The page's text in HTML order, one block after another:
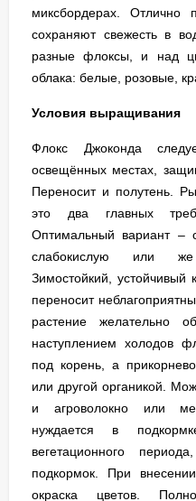
миксбордерах. Отлично
сохраняют свежесть в
разные флоксы, и над
облака: белые, розовые,
Условия выращивания
Флокс Джоконда
освещённых местах,
Переносит и полутень.
это два главных
Оптимальный вариант –
слабокислую или
Зимостойкий, устойчивый
переносит
растение желательно
наступлением холодов
под корень, а
или другой органикой.
и агроволокно или
нуждается в
вегетационного
подкормок. При
окраска цветов.